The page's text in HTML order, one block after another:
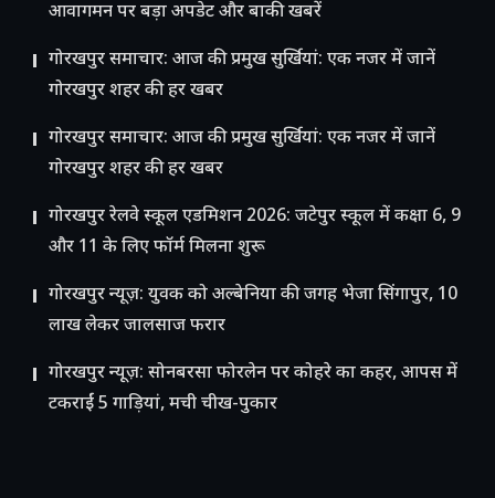
आवागमन पर बड़ा अपडेट और बाकी खबरें
गोरखपुर समाचार: आज की प्रमुख सुर्खियां: एक नजर में जानें
गोरखपुर शहर की हर खबर
गोरखपुर समाचार: आज की प्रमुख सुर्खियां: एक नजर में जानें
गोरखपुर शहर की हर खबर
गोरखपुर रेलवे स्कूल एडमिशन 2026: जटेपुर स्कूल में कक्षा 6, 9
और 11 के लिए फॉर्म मिलना शुरू
गोरखपुर न्यूज़: युवक को अल्बेनिया की जगह भेजा सिंगापुर, 10
लाख लेकर जालसाज फरार
गोरखपुर न्यूज़: सोनबरसा फोरलेन पर कोहरे का कहर, आपस में
टकराईं 5 गाड़ियां, मची चीख-पुकार